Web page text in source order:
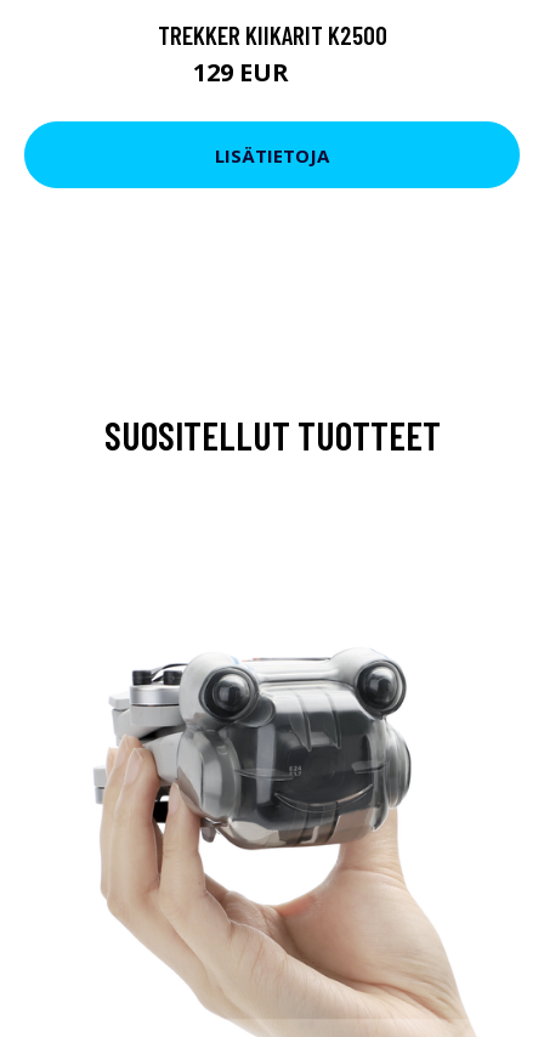
TREKKER KIIKARIT K2500
129 EUR
LISÄTIETOJA
SUOSITELLUT TUOTTEET